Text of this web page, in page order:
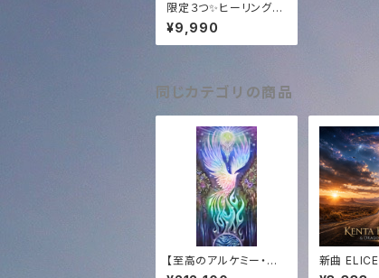
限定３つ✨ヒーリングC
Dセット！（１０曲入り）Al
l Solfeggio Frequen
cies +432Hz (5CDs)
¥9,990
同じカテゴリの商品
【至高のアルケミー・コ
ンプリート】エジプト奉
新曲
なる444Hz